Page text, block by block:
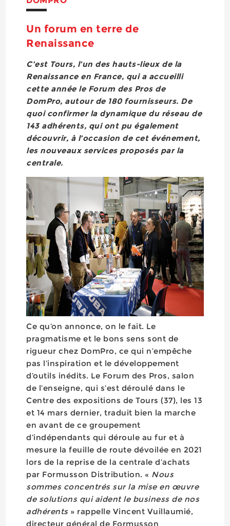
Un forum en terre de
Renaissance
C’est Tours, l’un des hauts-lieux de la
Renaissance en France, qui a accueilli
cette année le Forum des Pros de
DomPro, autour de 180 fournisseurs. De
quoi confirmer la dynamique du réseau de
143 adhérents, qui ont pu également
découvrir, à l’occasion de cet événement,
les nouveaux services proposés par la
centrale.
Ce qu’on annonce, on le fait. Le
pragmatisme et le bons sens sont de
rigueur chez DomPro, ce qui n’empêche
pas l’inspiration et le développement
d’outils inédits. Le Forum des Pros, salon
de l’enseigne, qui s’est déroulé dans le
Centre des expositions de Tours (37), les 13
et 14 mars dernier, traduit bien la marche
en avant de ce groupement
d’indépendants qui déroule au fur et à
mesure la feuille de route dévoilée en 2021
lors de la reprise de la centrale d’achats
par Formusson Distribution. « Nous
sommes concentrés sur la mise en œuvre
de solutions qui aident le business de nos
adhérents » rappelle Vincent Vuillaumié,
directeur général de Formusson